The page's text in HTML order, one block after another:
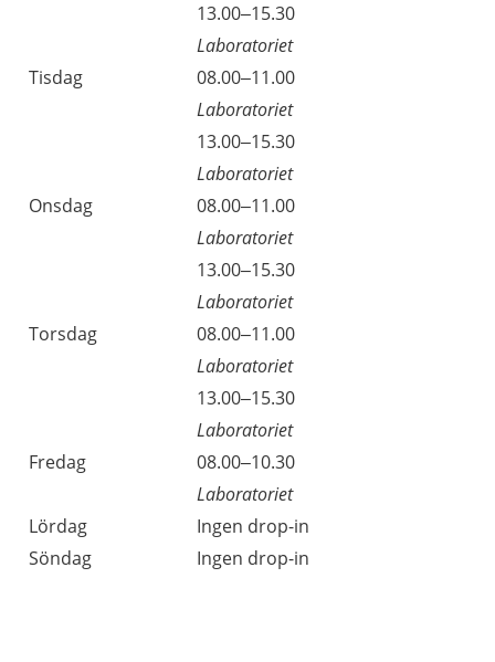
13.00–15.30
Laboratoriet
Tisdag
08.00–11.00
Laboratoriet
13.00–15.30
Laboratoriet
Onsdag
08.00–11.00
Laboratoriet
13.00–15.30
Laboratoriet
Torsdag
08.00–11.00
Laboratoriet
13.00–15.30
Laboratoriet
Fredag
08.00–10.30
Laboratoriet
Lördag
Ingen drop-in
Söndag
Ingen drop-in